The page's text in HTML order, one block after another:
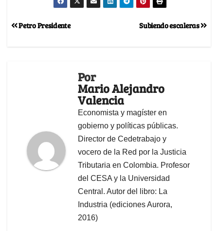
Subiendo escaleras
Petro Presidente
Por
Mario Alejandro
Valencia
Economista y magíster en
gobierno y políticas públicas.
Director de Cedetrabajo y
vocero de la Red por la Justicia
Tributaria en Colombia. Profesor
del CESA y la Universidad
Central. Autor del libro: La
Industria (ediciones Aurora,
2016)